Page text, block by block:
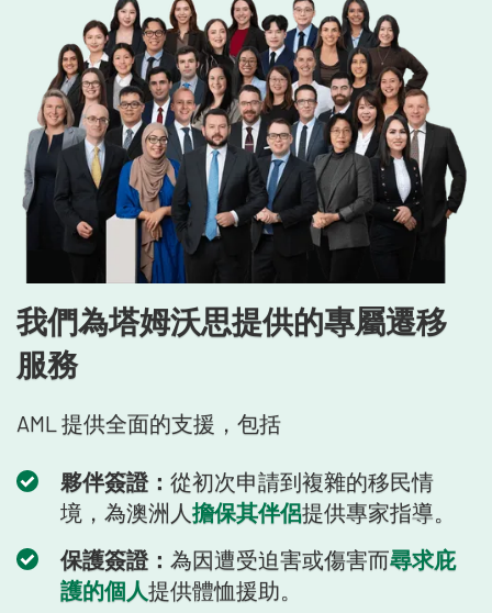
我們為塔姆沃思提供的專屬遷移
服務
AML 提供全面的支援，包括
夥伴簽證： 從初次申請到複雜的移民情
境，為澳洲人 擔保其伴侶提供專家指導。
保護簽證： 為因遭受迫害或傷害而尋求庇
護的個人提供體恤援助。